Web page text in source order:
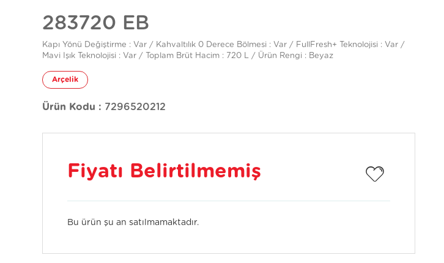
283720 EB
Kapı Yönü Değiştirme : Var / Kahvaltılık 0 Derece Bölmesi : Var / FullFresh+ Teknolojisi : Var /
Mavi Işık Teknolojisi : Var / Toplam Brüt Hacim : 720 L / Ürün Rengi : Beyaz
Arçelik
Ürün Kodu : 7296520212
Fiyatı Belirtilmemiş
Bu ürün şu an satılmamaktadır.